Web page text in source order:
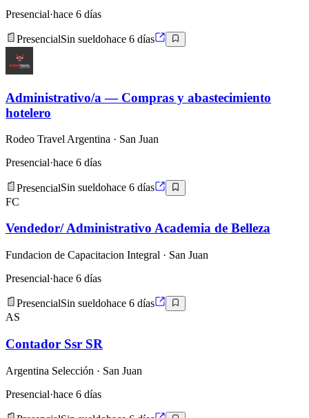
Presencial·hace 6 días
PresencialSin sueldohace 6 días
Administrativo/a — Compras y abastecimiento
hotelero
Rodeo Travel Argentina · San Juan
Presencial·hace 6 días
PresencialSin sueldohace 6 días
FC
Vendedor/ Administrativo Academia de Belleza
Fundacion de Capacitacion Integral · San Juan
Presencial·hace 6 días
PresencialSin sueldohace 6 días
AS
Contador Ssr SR
Argentina Selección · San Juan
Presencial·hace 6 días